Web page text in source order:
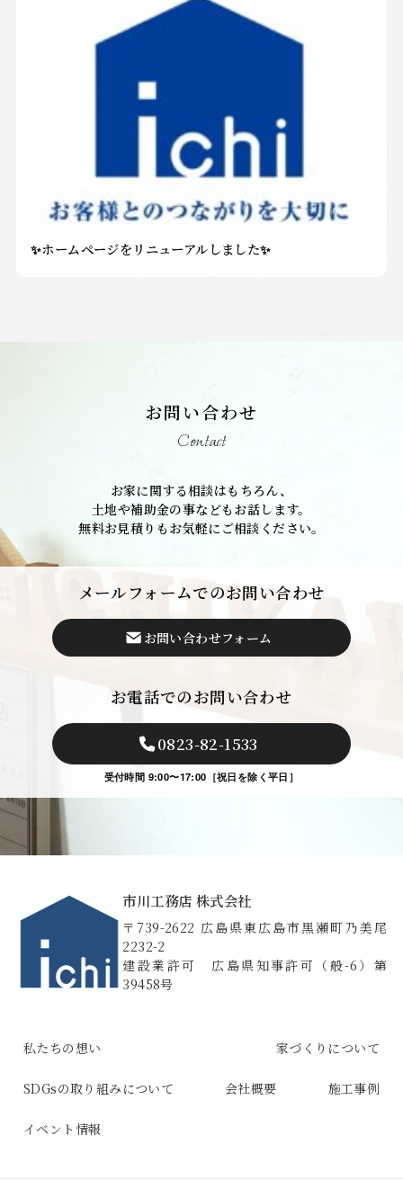
✨ホームページをリニューアルしました✨
お問い合わせ
Contact
お家に関する相談はもちろん、
土地や補助金の事などもお話します。
無料お見積りもお気軽にご相談ください。
メールフォームでのお問い合わせ
お問い合わせフォーム
お電話でのお問い合わせ
0823-82-1533
受付時間 9:00〜17:00［祝日を除く平日］
市川工務店 株式会社
〒739-2622 広島県東広島市黒瀬町乃美尾
2232-2
建設業許可 広島県知事許可（般-6）第
39458号
私たちの想い 家づくりについて
SDGsの取り組みについて 会社概要 施工事例
イベント情報